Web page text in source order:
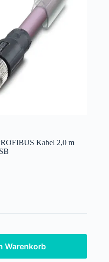
Kabel 2,0 m
Warenkorb